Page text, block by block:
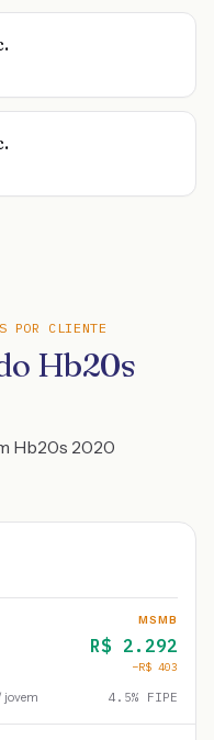
POR CLIENTE
Hb20s
Hb20s 2020
MSMB
R$ 2.292
−R$ 403
jovem 4.5% FIPE